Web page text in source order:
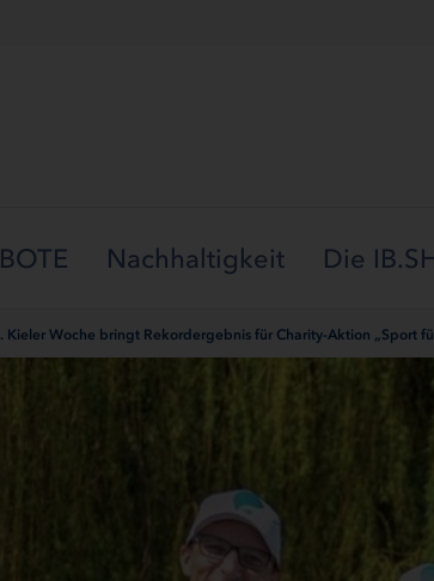
Nachhaltigkeit Die
Kieler Woche bringt Rekordergebnis für Charity-Aktion „Sport